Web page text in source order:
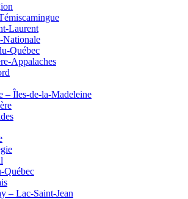
Laurent
Nationale
Québec
Appalaches
– Îles-de-la-Madeleine
Québec
– Lac-Saint-Jean